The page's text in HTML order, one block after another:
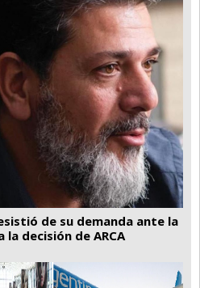
de su demanda ante la
decisión de ARCA